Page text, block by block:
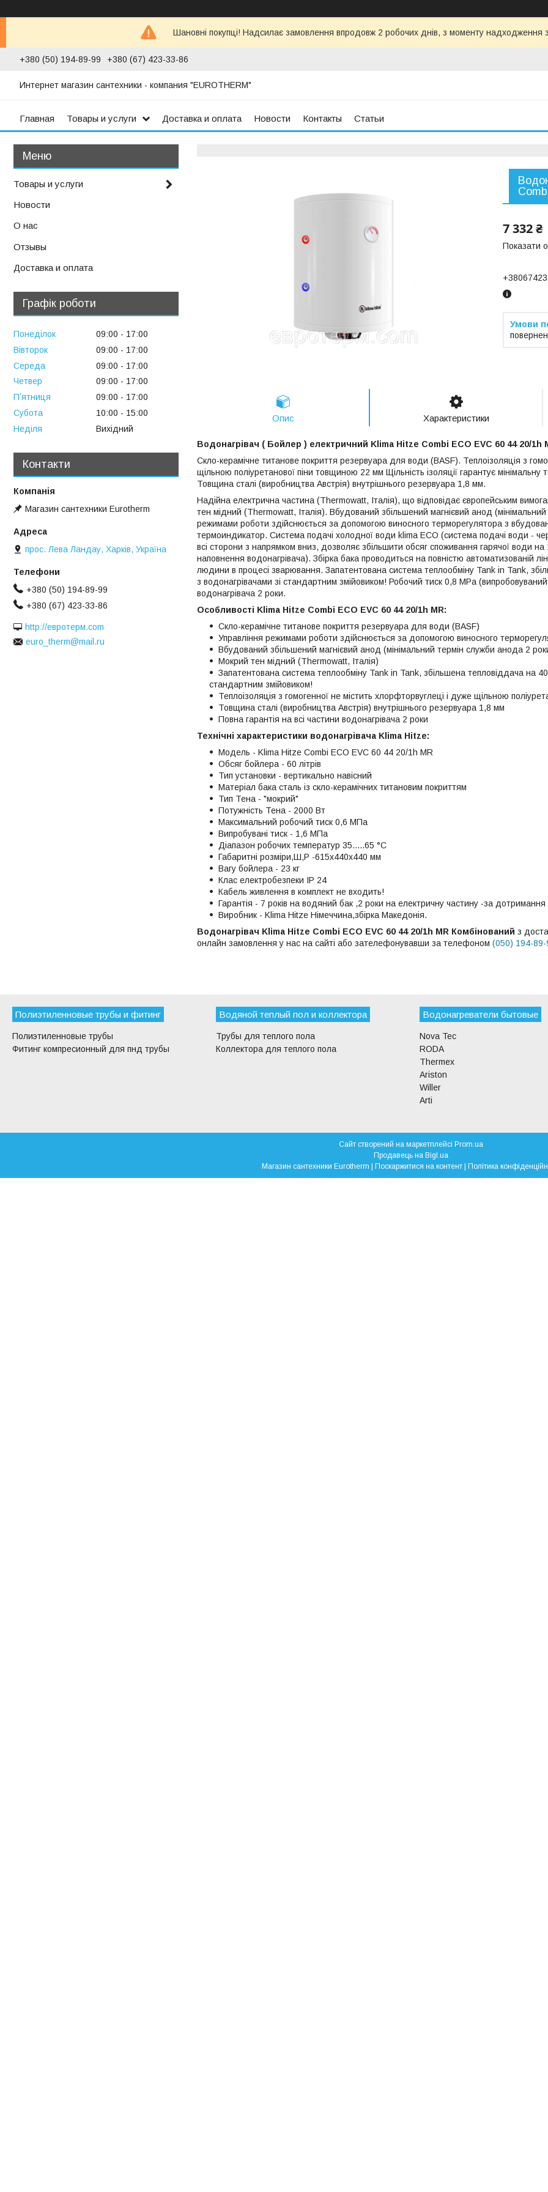
Шановні покупці! Надсилає замовлення впродовж 2 робочих днів, з моменту надходження
+380 (50) 194-89-99 +380 (67) 423-33-86
Интернет магазин сантехники - компания "EUROTHERM"
Главная Товары и услуги Доставка и оплата Новости Контакты Статьи
7 332 ₴
Показати
Опис Характеристики
Водонагрівач ( Бойлер ) електричний Klima Hitze Combi ECO EVC 60 44 20/1h
Скло-керамічне титанове покриття резервуара для води (BASF). Теплоізоляція з
щільною поліуретанової піни товщиною 22 мм Щільність ізоляції гарантує мінімальну
Товщина сталі (виробництва Австрія) внутрішнього резервуара 1,8 мм.
Надійна електрична частина (Thermowatt, Італія), що відповідає європейським
тен мідний (Thermowatt, Італія). Вбудований збільшений магнієвий анод
режимами роботи здійснюється за допомогою виносного терморегулятора з
термоиндикатор. Система подачі холодної води klima ECO (система подачі води -
всі сторони з напрямком вниз, дозволяє збільшити обсяг споживання гарячої води
наповнення водонагрівача). Збірка бака проводиться на повністю автоматизованій
людини в процесі зварювання. Запатентована система теплообміну Tank in Tank,
з водонагрівачами зі стандартним змійовиком! Робочий тиск 0,8 MPa
водонагрівача 2 роки.
Особливості Klima Hitze Combi ECO EVC 60 44 20/1h MR:
Скло-керамічне титанове покриття резервуара для води (BASF)
Управління режимами роботи здійснюється за допомогою виносного
Вбудований збільшений магнієвий анод (мінімальний термін служби анода 2
Мокрий тен мідний (Thermowatt, Італія)
Запатентована система теплообміну Tank in Tank, збільшена тепловіддача на
стандартним змійовиком!
Теплоізоляція з гомогенної не містить хлорфторвуглеці і дуже щільною
Товщина сталі (виробництва Австрія) внутрішнього резервуара 1,8 мм
Повна гарантія на всі частини водонагрівача 2 роки
Технічні характеристики водонагрівача Klima Hitze:
Модель - Klima Hitze Combi ECO EVC 60 44 20/1h MR
Обсяг бойлера - 60 літрів
Тип установки - вертикально навісний
Матеріал бака сталь із скло-керамічних титановим покриттям
Тип Тена - "мокрий"
Потужність Тена - 2000 Вт
Максимальний робочий тиск 0,6 МПа
Випробувані тиск - 1,6 МПа
Діапазон робочих температур 35.....65 °C
Габаритні розміри,Ш,Р -615х440х440 мм
Вагу бойлера - 23 кг
Клас електробезпеки IP 24
Кабель живлення в комплект не входить!
Гарантія - 7 років на водяний бак ,2 роки на електричну частину -за дотримання
Виробник - Klima Hitze Німеччина,збірка Македонія.
Водонагрівач Klima Hitze Combi ECO EVC 60 44 20/1h MR Комбінований з
онлайн замовлення у нас на сайті або зателефонувавши за телефоном (050) 194-89-
Товары и услуги
Новости
О нас
Отзывы
Доставка и оплата
Графік роботи
Понеділок 09:00
17:00
Вівторок
09:00
17:00
Середа
09:00
17:00
Четвер
09:00
17:00
Пʼятниця
09:00
17:00
Субота
10:00
15:00
Неділя
Вихідний
Контакти
Магазин сантехники Eurotherm
прос. Лева Ландау, Харків, Україна
+380 (50) 194-89-99
+380 (67) 423-33-86
http://евротерм.com
euro_therm@mail.ru
Полиэтиленновые трубы и фитинг
Полиэтиленновые трубы
Фитинг компресионный для пнд трубы
Водяной теплый пол и коллектора
Трубы для теплого пола
Коллектора для теплого пола
Водонагреватели бытовые
Nova Tec
RODA
Thermex
Ariston
Willer
Arti
Сайт створений на маркетплейсі Prom.ua
Продавець на Bigl.ua
Магазин сантехники Eurotherm | Поскаржитися на контент | Політика